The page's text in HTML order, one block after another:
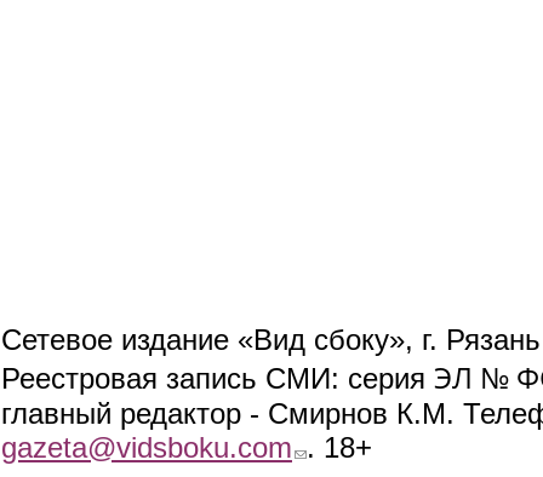
Сетевое издание «Вид сбоку», г.
Реестровая запись СМИ: серия ЭЛ №
главный редактор - Смирнов К.М.
gazeta@vidsboku.com (link sends e-mail)
. 18+